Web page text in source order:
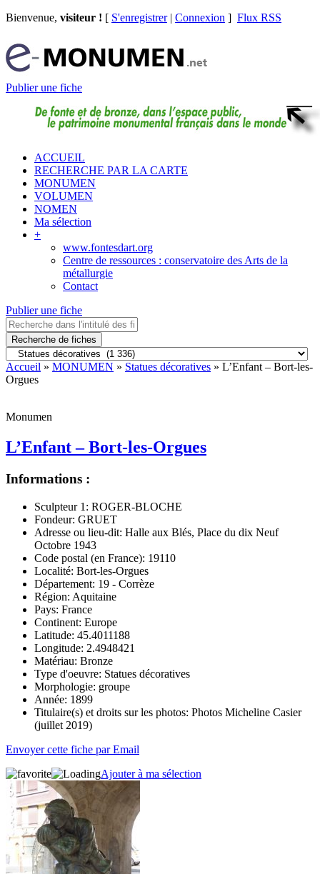
Bienvenue, visiteur ! [ S'enregistrer| Connexion ] Flux RSS
Publier une fiche
ACCUEIL
RECHERCHE PAR LA CARTE
MONUMEN
VOLUMEN
NOMEN
Ma sélection
+
www.fontesdart.org
Centre de ressources : conservatoire des Arts de la
métallurgie
Contact
Publier une fiche
Recherche de fiches
Accueil » MONUMEN » Statues décoratives » L’Enfant – Bort-les-
Orgues
Monumen
L’Enfant – Bort-les-Orgues
Informations :
Sculpteur 1: ROGER-BLOCHE
Fondeur: GRUET
Adresse ou lieu-dit: Halle aux Blés, Place du dix Neuf
Octobre 1943
Code postal (en France): 19110
Localité: Bort-les-Orgues
Département: 19 - Corrèze
Région: Aquitaine
Pays: France
Continent: Europe
Latitude: 45.4011188
Longitude: 2.4948421
Matériau: Bronze
Type d'oeuvre: Statues décoratives
Morphologie: groupe
Année: 1899
Titulaire(s) et droits sur les photos: Photos Micheline Casier
(juillet 2019)
Envoyer cette fiche par Email
Ajouter à ma sélection